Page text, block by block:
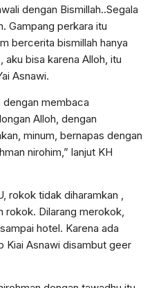
dengan Bismillah..Segala
Gampang perkara itu
bercerita bismillah hanya
aku bisa karena Alloh, itu
Asnawi.
dengan membaca
Alloh, dengan
minum, bernapas dengan
nirohim,” lanjut KH
rokok tidak diharamkan ,
rokok. Dilarang merokok,
hotel. Karena ada
Kiai Asnawi disambut geer